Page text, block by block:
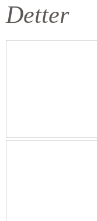
Detter